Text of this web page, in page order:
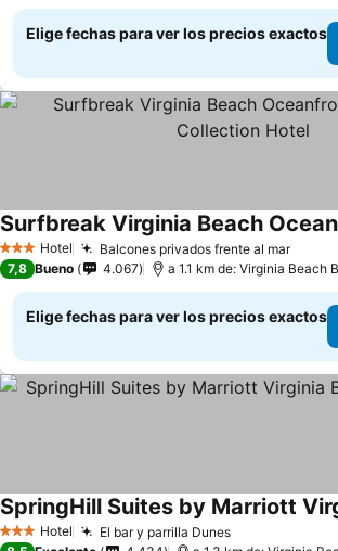
Elige fechas para ver los precios exactos
3 Estrellas
Hotel Balcones privados frente al mar
7,8 Bueno 4.067 a 1.1 km de: Virginia Beach
Elige fechas para ver los precios exactos
3 Estrellas
Hotel El bar y parrilla Dunes